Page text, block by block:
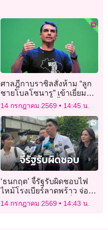
ศาลฎีกาบราซิลสั่งห้าม “ลูก
ชายโบลโซนารู” เข้าเยี่ยมพ่อ
จนกว่าการเลือกตั้งรอบแรก
14 กรกฎาคม 2569 14:45 น.
‘ธนกฤต’ จี้รัฐรับผิดชอบไฟ
ไหม้โรงเบียร์ลาดพร้าว จ่อยื่น
กมธ.สอบปมต่อเติม-ล็อก
ประตูหนีไฟ
14 กรกฎาคม 2569 14:43 น.